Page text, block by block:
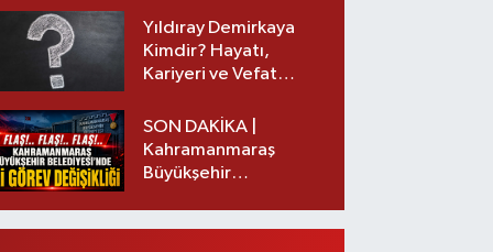
Yıldıray Demirkaya
Kimdir? Hayatı,
Kariyeri ve Vefat
SON DAKİKA |
Kahramanmaraş
Büyükşehir